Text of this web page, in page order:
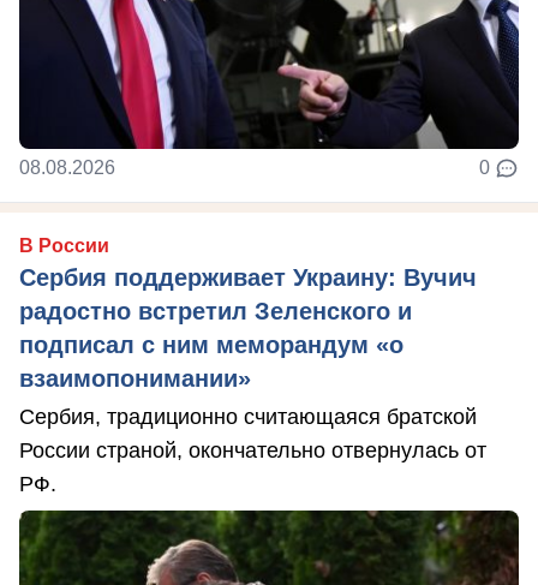
08.08.2026 0
В России
Сербия поддерживает Украину: Вучич
радостно встретил Зеленского и
подписал с ним меморандум «о
взаимопонимании»
Сербия, традиционно считающаяся братской
России страной, окончательно отвернулась от
РФ.